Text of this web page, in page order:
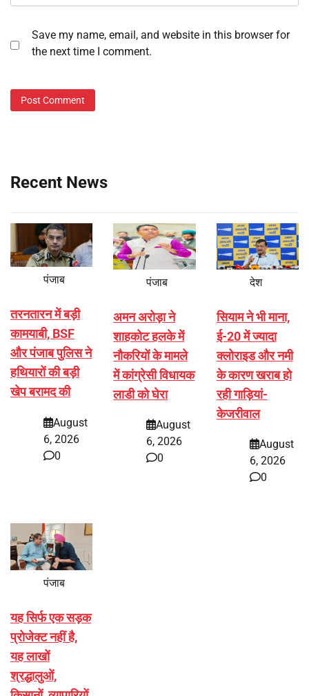
Save my name, email, and website in this browser for
the next time I comment.
Recent News
पंजाब
तरनतारन में बड़ी
कामयाबी, BSF
और पंजाब पुलिस ने
हथियारों की बड़ी
खेप बरामद की
August
6, 2026
0
पंजाब
अमन अरोड़ा ने
शाहकोट हलके में
नौकरियों के मामले
में कांग्रेसी विधायक
लाडी को घेरा
August
6, 2026
0
देश
सियाम ने भी माना,
ई-20 में ज्यादा
क्लोराइड और नमी
के कारण खराब हो
रही गाड़ियां-
केजरीवाल
August
6, 2026
0
पंजाब
यह सिर्फ एक सड़क
प्रोजेक्ट नहीं है,
यह लाखों
श्रद्धालुओं,